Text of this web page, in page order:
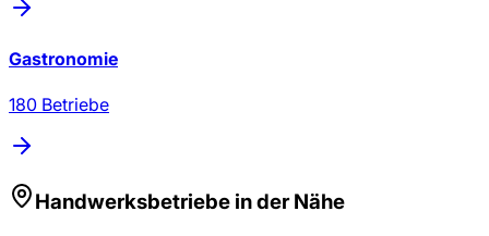
Gastronomie
180 Betriebe
Handwerksbetriebe in der Nähe